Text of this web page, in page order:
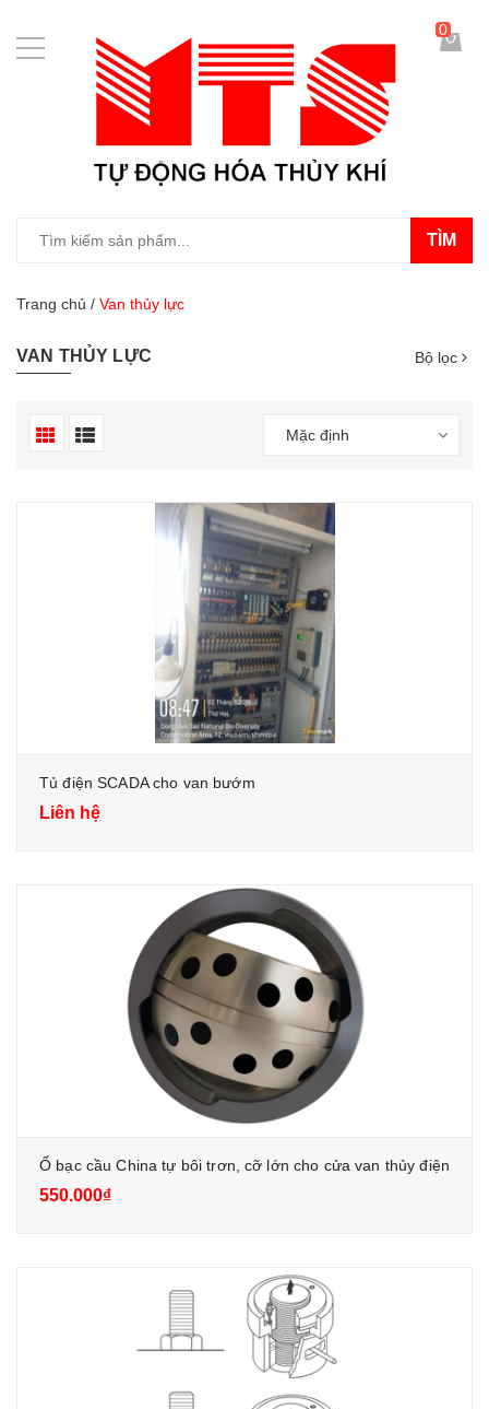
TÌM
0
Trang chủ / Van thủy lực
VAN THỦY LỰC Bộ lọc
Mặc định
Tủ điện SCADA cho van bướm
Liên hệ
Ổ bạc cầu China tự bôi trơn, cỡ lớn cho cửa van thủy điện
550.000₫